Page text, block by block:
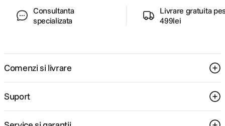
Consultanta
specializata
Livrare gratuita
499lei
Comenzi si livrare
Suport